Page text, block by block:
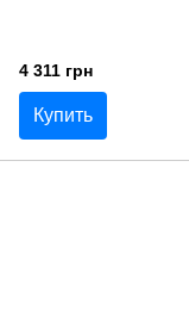
4 311 грн
Купить